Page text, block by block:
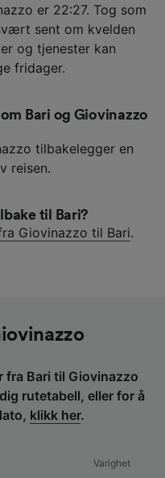
er 22:27. Tog som
sent om kvelden
og tjenester kan
fridager.
Bari og Giovinazzo
tilbakelegger en
reisen.
til Bari?
Giovinazzo til Bari.
fra Bari til Giovinazzo
rutetabell, eller for å
klikk her.
Varighet